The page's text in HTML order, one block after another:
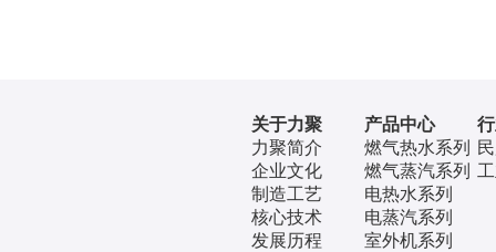
关于力聚
力聚简介
企业文化
制造工艺
核心技术
发展历程
产品中心
燃气热水系列
燃气蒸汽系列
电热水系列
电蒸汽系列
室外机系列